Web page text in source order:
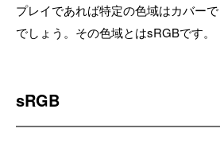
プレイであれば特定の色域はカバー
でしょう。その色域とはsRGBです。
sRGB